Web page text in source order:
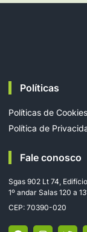
Políticas
Políticas de Cookies
Política de
Fale conosco
Sgas 902 Lt 74,
1º andar Salas 120 a
CEP: 70390-020